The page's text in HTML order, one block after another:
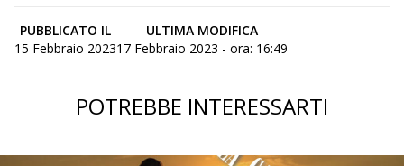
PUBBLICATO IL
15 Febbraio 2023
ULTIMA MODIFICA
17 Febbraio 2023 - ora: 16:49
POTREBBE INTERESSARTI